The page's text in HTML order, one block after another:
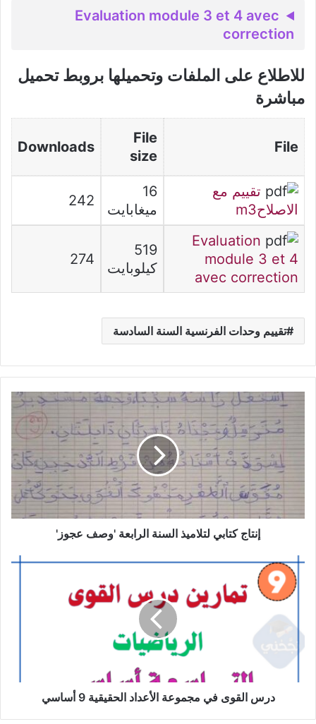
Evaluation module 3 et 4 avec
correction
للاطلاع على الملفات وتحميلها بروبط تحميل
مباشرة
File
File
size
Downloads
تقييم مع
الاصلاحm3
16
ميغابايت
242
Evaluation
module 3 et 4
avec correction
519
كيلوبايت
274
تقييم وحدات الفرنسية السنة السادسة
إنتاج
لتلاميذ
الرابعة
'وصف
إنتاج كتابي لتلاميذ السنة الرابعة 'وصف عجوز'
درس
القوى
في
الأعداد
الحقيقية
9
أساسي
درس القوى في مجموعة الأعداد الحقيقية 9 أساسي